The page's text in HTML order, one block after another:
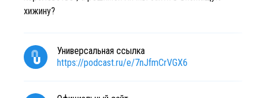
хижину?
Универсальная ссылка
https://podcast.ru/e/7nJfmCrVGX6